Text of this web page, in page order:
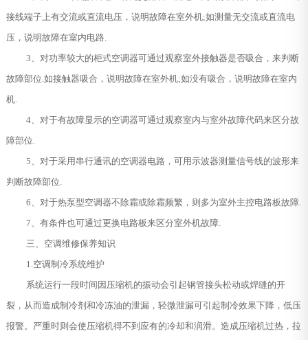
接线端子上有交流或直流电压，说明故障在室外机;如测量无交流或直流电
压，说明故障在室内电路.
3、对功率较大的柜式空调器可通过观察室外接触器是否吸合，来判断
故障部位.如接触器吸合，说明故障在室外机;如没有吸合，说明故障在室内
机.
4、对于有故障显示的空调器可通过观察室内与室外故障代码来区分故
障部位.
5、对于采用串行通讯的空调器电路，可用示波器测量信号线的波形来
判断故障部位.
6、对于热泵型空调器不除霜或除霜频繁，则多为室外主控电路板故障.
7、有条件也可通过更换电路板来区分室外机故障.
三、空调维修保养知识
1.空调制冷系统维护
系统运行一段时间因压缩机的振动会引起钢管接头松动或焊缝的开
裂，从而造成制冷剂和冷冻油的泄漏，轻微泄漏可引起制冷效果下降，低压
报警。严重时则会使压缩机得不到应有的冷却和润滑。造成压缩机过热，拉